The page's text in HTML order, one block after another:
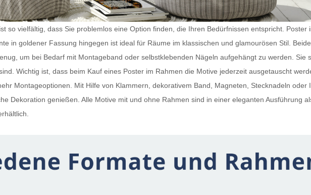
so vielfältig, dass Sie problemlos eine Option finden, die Ihren Bedürfnissen entspricht. Poster
in goldener Fassung hingegen ist ideal für Räume im klassischen und glamourösen Stil.
um bei Bedarf mit Montageband oder selbstklebenden Nägeln aufgehängt zu werden. Sie
Wichtig ist, dass beim Kauf eines Poster im Rahmen die Motive jederzeit ausgetauscht
Montageoptionen. Mit Hilfe von Klammern, dekorativem Band, Magneten, Stecknadeln oder
Dekoration genießen. Alle Motive mit und ohne Rahmen sind in einer eleganten Ausführung